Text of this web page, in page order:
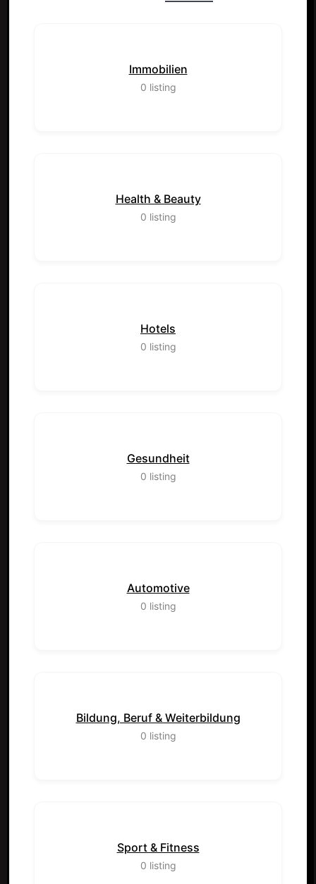
Immobilien
0 listing
Health & Beauty
0 listing
Hotels
0 listing
Gesundheit
0 listing
Automotive
0 listing
Bildung, Beruf & Weiterbildung
0 listing
Sport & Fitness
0 listing